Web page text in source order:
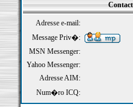
Adresse e-mail:
Message Priv�:
MSN Messenger:
Yahoo Messenger:
Adresse AIM:
Num�ro ICQ: